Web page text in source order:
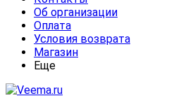
Об организации
Оплата
Условия возврата
Магазин
Еще